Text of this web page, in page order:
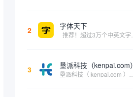
2 字体天下
3 垦派科技（kenpai.com）